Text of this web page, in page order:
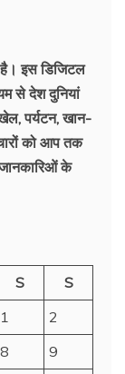
है। इस डिजिटल
से देश दुनियां
खेल, पर्यटन, खान-
को आप तक
जानकारिओं के
S
S
1
2
8
9